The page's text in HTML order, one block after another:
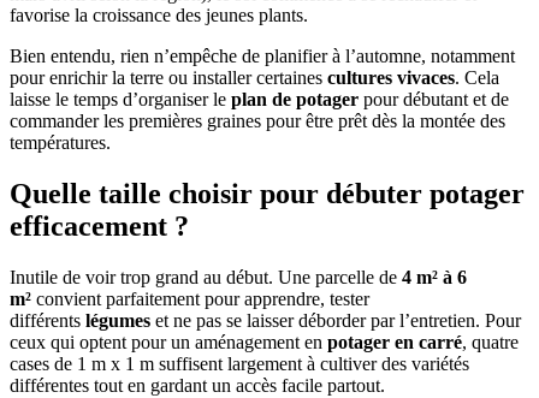
favorise la croissance des jeunes plants.
Bien entendu, rien n’empêche de planifier à l’automne, notamment
pour enrichir la terre ou installer certaines cultures vivaces. Cela
laisse le temps d’organiser le plan de potager pour débutant et de
commander les premières graines pour être prêt dès la montée des
températures.
Quelle taille choisir pour débuter potager
efficacement ?
Inutile de voir trop grand au début. Une parcelle de 4 m² à 6
m² convient parfaitement pour apprendre, tester
différents légumes et ne pas se laisser déborder par l’entretien. Pour
ceux qui optent pour un aménagement en potager en carré, quatre
cases de 1 m x 1 m suffisent largement à cultiver des variétés
différentes tout en gardant un accès facile partout.